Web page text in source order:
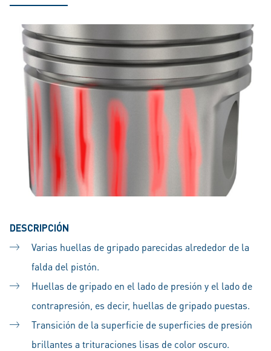
DESCRIPCIÓN
Varias huellas de gripado parecidas alrededor de la
falda del pistón.
Huellas de gripado en el lado de presión y el lado de
contrapresión, es decir, huellas de gripado puestas.
Transición de la superficie de superficies de presión
brillantes a trituraciones lisas de color oscuro.